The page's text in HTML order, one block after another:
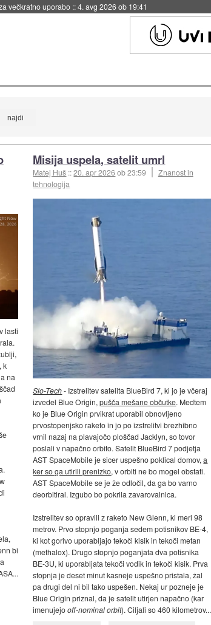
večkratno uporabo ::4. avg 2026 ob 19:41
lasti
k
na
bi
Misija uspela, satelit umrl
Matej Huš ::20. apr 2026ob 23:59
Znanost in
tehnologija
Slo-Tech- Izstrelitev satelita BlueBird 7, ki jo je včeraj
izvedel Blue Origin,pušča mešane občutke. Medtem
ko je Blue Origin prvikrat uporabil obnovljeno
prvostopenjsko raketo in jo po izstrelitvi brezhibno
vrnil nazaj na plavajočo ploščad Jacklyn, so tovor
poslali v napačno orbito. Satelit BlueBird 7 podjetja
AST SpaceMobile je sicer uspešno poklical domov,a
ker so ga utirili prenizko, v orbiti ne bo mogel obstati.
AST SpaceMobile se je že odločil, da ga bo varno
deorbitiral. Izgubo bo pokrila zavarovalnica.
Izstrelitev so opravili z raketo New Glenn, ki meri 98
metrov. Prvo stopnjo poganja sedem potisnikov BE-4,
ki kot gorivo uporabljajo tekoči kisik in tekoči metan
(methalox). Drugo stopnjo poganjata dva potisnika
BE-3U, ki uporabljata tekoči vodik in tekoči kisik. Prva
stopnja je deset minut kasneje uspešno pristala, žal
pa drugi del ni bil tako uspešen. Nekaj ur pozneje je
Blue Origin priznal, da je satelit utirjen napačno (kar
imenujejooff-nominal orbit). Ciljali so 460 kilometrov...